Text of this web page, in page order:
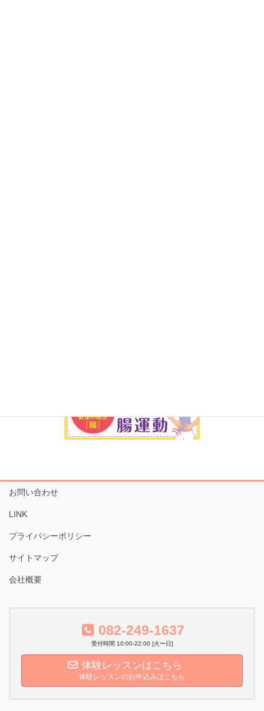
お問い合わせ
LINK
プライバシーポリシー
サイトマップ
会社概要
082-249-1637
受付時間 10:00-22:00 [火〜日]
体験レッスンはこちら
体験レッスンのお申込みはこちら